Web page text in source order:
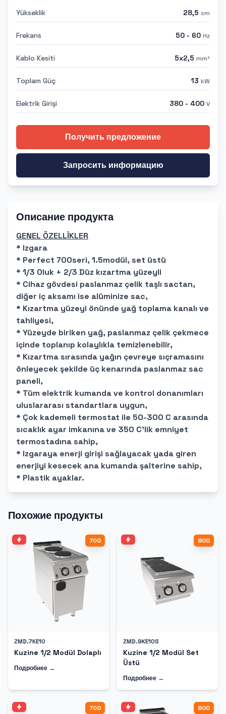
Yükseklik 28,5 cm
Frekans 50 - 60 Hz
Kablo Kesiti 5x2,5 mm²
Toplam Güç 13 kW
Elektrik Girişi 380 - 400 V
Получить предложение
Запросить информацию
Описание продукта
GENEL ÖZELLİKLER
* Izgara
* Perfect 700seri, 1.5modül, set üstü
* 1/3 Oluk + 2/3 Düz kızartma yüzeyli
* Cihaz gövdesi paslanmaz çelik taşlı sactan,
diğer iç aksamı ise alüminize sac,
* Kızartma yüzeyi önünde yağ toplama kanalı ve
tahliyesi,
* Yüzeyde biriken yağ, paslanmaz çelik çekmece
içinde toplanıp kolaylıkla temizlenebilir,
* Kızartma sırasında yağın çevreye sıçramasını
önleyecek şekilde üç kenarında paslanmaz sac
paneli,
* Tüm elektrik kumanda ve kontrol donanımları
uluslararası standartlara uygun,
* Çok kademeli termostat ile 50-300 C arasında
sıcaklık ayar imkanına ve 350 C'lik emniyet
termostadına sahip,
* Izgaraya enerji girişi sağlayacak yada giren
enerjiyi kesecek ana kumanda şalterine sahip,
* Plastik ayaklar.
Похожие продукты
700
ZMD.7KE10
Kuzine 1/2 Modül Dolaplı
Подробнее →
900
ZMD.9KE10S
Kuzine 1/2 Modül Set
Üstü
Подробнее →
700 900